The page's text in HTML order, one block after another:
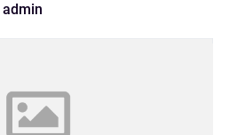
admin